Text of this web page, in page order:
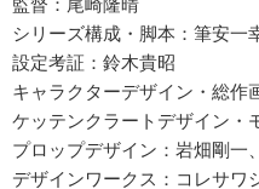
監督：尾崎隆晴
シリーズ構成・脚本：筆安一
設定考証：鈴木貴昭
キャラクターデザイン・総作
ケッテンクラートデザイン・
プロップデザイン：岩畑剛一
デザインワークス：コレサワ